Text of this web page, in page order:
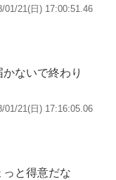
01/21(日) 17:00:51.46
ないで終わり
01/21(日) 17:16:05.06
と得意だな